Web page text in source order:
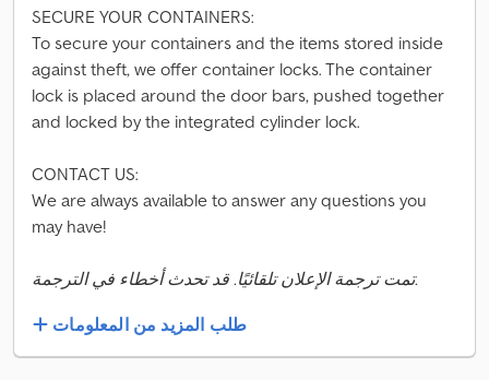
SECURE YOUR CONTAINERS:
To secure your containers and the items stored inside
against theft, we offer container locks. The container
lock is placed around the door bars, pushed together
and locked by the integrated cylinder lock.
CONTACT US:
We are always available to answer any questions you
may have!
تمت ترجمة الإعلان تلقائيًا. قد تحدث أخطاء في الترجمة.
طلب المزيد من المعلومات